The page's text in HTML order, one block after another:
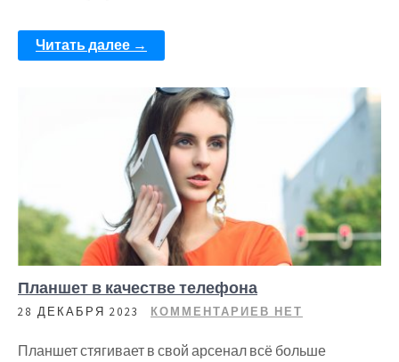
Читать далее →
Планшет в качестве телефона
28 ДЕКАБРЯ 2023 КОММЕНТАРИЕВ НЕТ
Планшет стягивает в свой арсенал всё больше